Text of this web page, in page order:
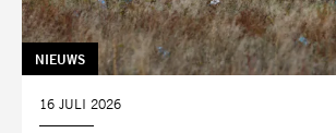
TAG:
NIEUWS
DATUM:
16 JULI 2026